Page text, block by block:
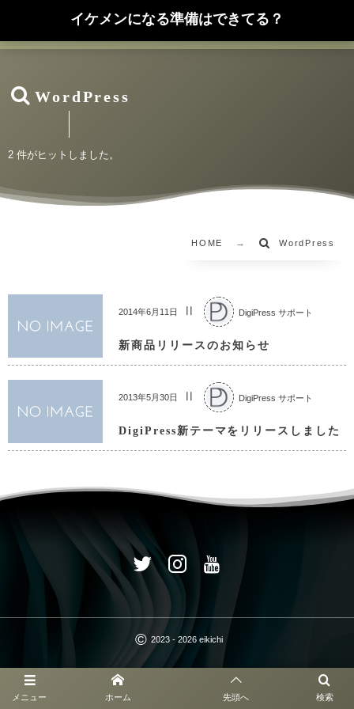
イケメンになる準備はできてる？
WordPress
2 件がヒットしました。
HOME WordPress
2014年6月11日 DigiPress サポート
新商品リリースのお知らせ
2013年5月30日 DigiPress サポート
DigiPress新テーマをリリースしました
メニュー 検索
ホーム 先頭へ
© 2023 - 2026 eikichi